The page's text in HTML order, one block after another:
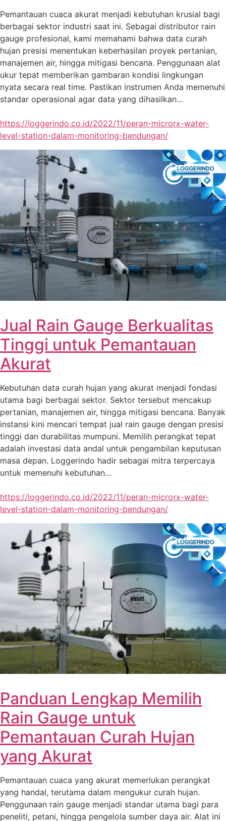
Pemantauan cuaca akurat menjadi kebutuhan krusial bagi
berbagai sektor industri saat ini. Sebagai distributor rain
gauge profesional, kami memahami bahwa data curah
hujan presisi menentukan keberhasilan proyek pertanian,
manajemen air, hingga mitigasi bencana. Penggunaan alat
ukur tepat memberikan gambaran kondisi lingkungan
nyata secara real time. Pastikan instrumen Anda memenuhi
standar operasional agar data yang dihasilkan…
https://loggerindo.co.id/2022/11/peran-microrx-water-
level-station-dalam-monitoring-bendungan/
Jual Rain Gauge Berkualitas
Tinggi untuk Pemantauan
Akurat
Kebutuhan data curah hujan yang akurat menjadi fondasi
utama bagi berbagai sektor. Sektor tersebut mencakup
pertanian, manajemen air, hingga mitigasi bencana. Banyak
instansi kini mencari tempat jual rain gauge dengan presisi
tinggi dan durabilitas mumpuni. Memilih perangkat tepat
adalah investasi data andal untuk pengambilan keputusan
masa depan. Loggerindo hadir sebagai mitra terpercaya
untuk memenuhi kebutuhan…
https://loggerindo.co.id/2022/11/peran-microrx-water-
level-station-dalam-monitoring-bendungan/
Panduan Lengkap Memilih
Rain Gauge untuk
Pemantauan Curah Hujan
yang Akurat
Pemantauan cuaca yang akurat memerlukan perangkat
yang handal, terutama dalam mengukur curah hujan.
Penggunaan rain gauge menjadi standar utama bagi para
peneliti, petani, hingga pengelola sumber daya air. Alat ini